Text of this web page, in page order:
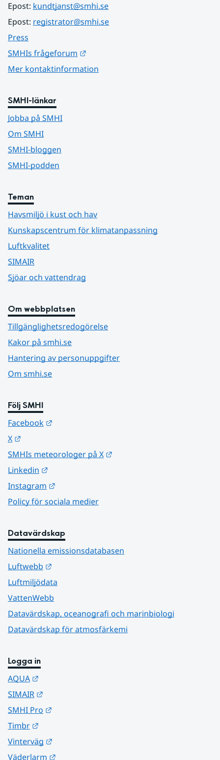
Epost: kundtjanst@smhi.se
Epost: registrator@smhi.se
Press
SMHIs frågeforum
Mer kontaktinformation
SMHI-länkar
Jobba på SMHI
Om SMHI
SMHI-bloggen
SMHI-podden
Teman
Havsmiljö i kust och hav
Kunskapscentrum för klimatanpassning
Luftkvalitet
SIMAIR
Sjöar och vattendrag
Om webbplatsen
Tillgänglighetsredogörelse
Kakor på smhi.se
Hantering av personuppgifter
Om smhi.se
Följ SMHI
Facebook
X
SMHIs meteorologer på X
Linkedin
Instagram
Policy för sociala medier
Datavärdskap
Nationella emissionsdatabasen
Luftwebb
Luftmiljödata
VattenWebb
Datavärdskap, oceanografi och marinbiologi
Datavärdskap för atmosfärkemi
Logga in
AQUA
SIMAIR
SMHI Pro
Timbr
Vinterväg
Väderlarm